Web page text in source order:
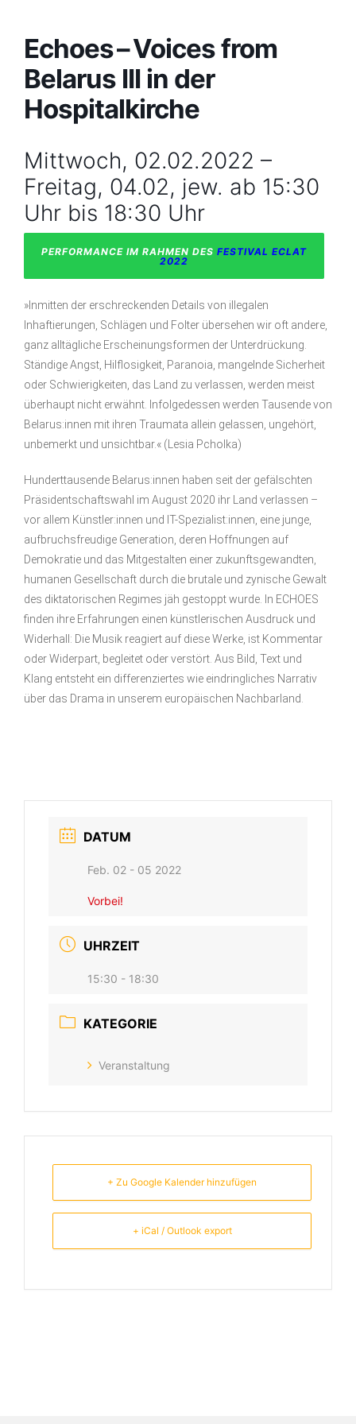
Echoes – Voices from
Belarus III in der
Hospitalkirche
Mittwoch, 02.02.2022 –
Freitag, 04.02, jew. ab 15:30
Uhr bis 18:30 Uhr
PERFORMANCE IM RAHMEN DES FESTIVAL ECLAT
2022
»Inmitten der erschreckenden Details von illegalen
Inhaftierungen, Schlägen und Folter übersehen wir oft andere,
ganz alltägliche Erscheinungsformen der Unterdrückung.
Ständige Angst, Hilflosigkeit, Paranoia, mangelnde Sicherheit
oder Schwierigkeiten, das Land zu verlassen, werden meist
überhaupt nicht erwähnt. Infolgedessen werden Tausende von
Belarus:innen mit ihren Traumata allein gelassen, ungehört,
unbemerkt und unsichtbar.« (Lesia Pcholka)
Hunderttausende Belarus:innen haben seit der gefälschten
Präsidentschaftswahl im August 2020 ihr Land verlassen –
vor allem Künstler:innen und IT-Spezialist:innen, eine junge,
aufbruchsfreudige Generation, deren Hoffnungen auf
Demokratie und das Mitgestalten einer zukunftsgewandten,
humanen Gesellschaft durch die brutale und zynische Gewalt
des diktatorischen Regimes jäh gestoppt wurde. In ECHOES
finden ihre Erfahrungen einen künstlerischen Ausdruck und
Widerhall: Die Musik reagiert auf diese Werke, ist Kommentar
oder Widerpart, begleitet oder verstört. Aus Bild, Text und
Klang entsteht ein differenziertes wie eindringliches Narrativ
über das Drama in unserem europäischen Nachbarland.
DATUM
Feb. 02 - 05 2022
Vorbei!
UHRZEIT
15:30 - 18:30
KATEGORIE
Veranstaltung
+ Zu Google Kalender hinzufügen
+ iCal / Outlook export